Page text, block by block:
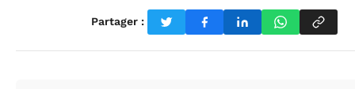
Partager :